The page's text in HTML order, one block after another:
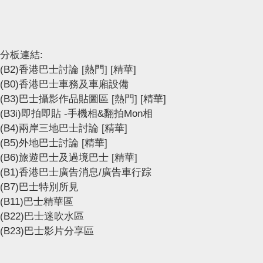
分板連結:
(B2)香港巴士討論 [熱門] [精華]
(B0)香港巴士車務及車廂設備
(B3)巴士攝影作品貼圖區 [熱門] [精華]
(B3i)即拍即貼 -手機相&翻拍Mon相
(B4)兩岸三地巴士討論 [精華]
(B5)外地巴士討論 [精華]
(B6)旅遊巴士及過境巴士 [精華]
(B1)香港巴士廣告消息/廣告車行踪
(B7)巴士特別所見
(B11)巴士精華區
(B22)巴士迷吹水區
(B23)巴士影片分享區